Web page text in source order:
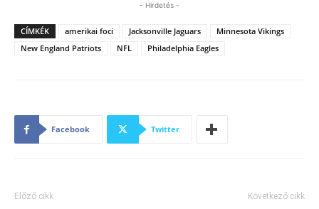
- Hirdetés -
CÍMKÉK amerikai foci Jacksonville Jaguars
Minnesota Vikings
New England Patriots
NFL Philadelphia Eagles
Facebook Twitter
Előző cikk Következő cikk